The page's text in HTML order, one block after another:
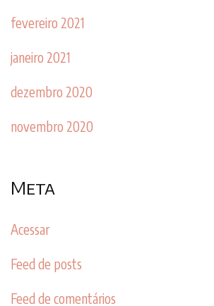
fevereiro 2021
janeiro 2021
dezembro 2020
novembro 2020
Meta
Acessar
Feed de posts
Feed de comentários